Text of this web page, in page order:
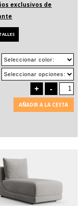
exclusivos de
+ -
AÑADIR A LA CESTA